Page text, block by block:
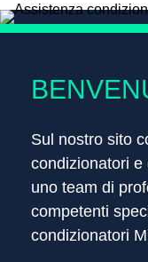
Sul nostro sito
condizionatori e
uno team di
competenti
condizionatori